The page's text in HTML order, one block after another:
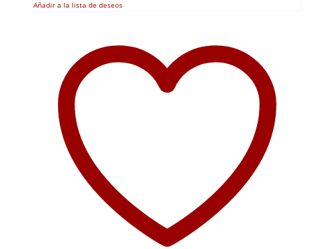
Añadir a la lista de deseos